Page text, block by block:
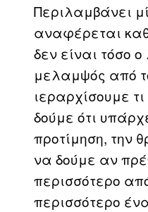
Περιλαμβάνει
αναφέρεται
δεν είναι τόσο
μελαμψός από
ιεραρχίσουμε
δούμε ότι
προτίμηση, την
να δούμε αν
περισσότερο
περισσότερο